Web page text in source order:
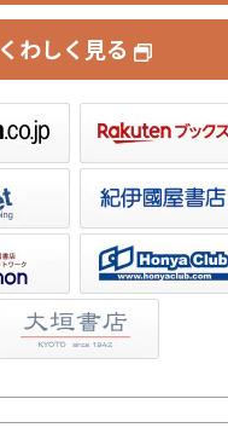
くわしく見る